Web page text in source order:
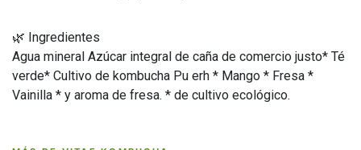
🌿 Ingredientes
Agua mineral Azúcar integral de caña de comercio justo* Té
verde* Cultivo de kombucha Pu erh * Mango * Fresa *
Vainilla * y aroma de fresa. * de cultivo ecológico.